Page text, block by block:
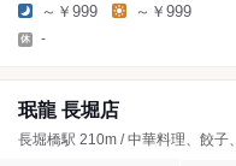
～￥999 ～￥999
-
珉龍 長堀店
長堀橋駅 210m / 中華料理、餃子、